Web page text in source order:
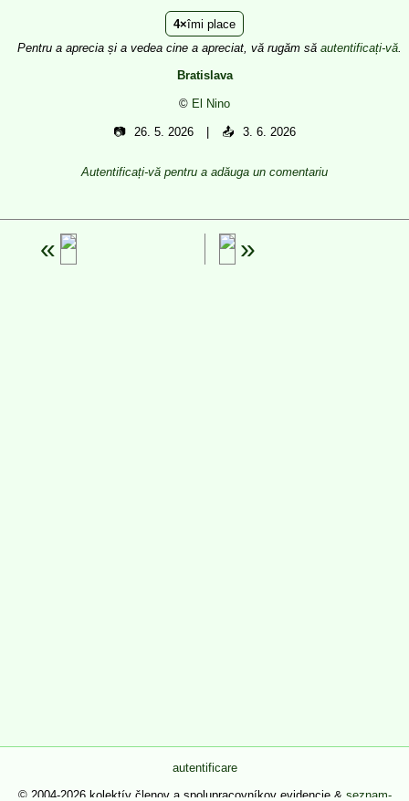
4 îmi place
Pentru a aprecia și a vedea cine a apreciat, vă rugăm să autentificați-vă.
Bratislava
© El Nino
📷 26. 5. 2026 📤 3. 6. 2026
Autentificați-vă pentru a adăuga un comentariu
autentificare
© 2004-2026 kolektív členov a spolupracovníkov evidencie & seznam-